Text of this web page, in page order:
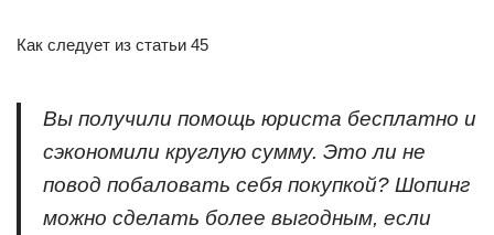
Как следует из статьи 45
Вы получили помощь юриста бесплатно и
сэкономили круглую сумму. Это ли не
повод побаловать себя покупкой? Шопинг
можно сделать более выгодным, если